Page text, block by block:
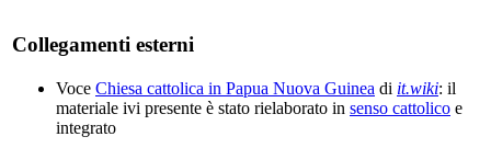
Collegamenti esterni
Voce Chiesa cattolica in Papua Nuova Guinea di it.wiki: il
materiale ivi presente è stato rielaborato in senso cattolico e
integrato